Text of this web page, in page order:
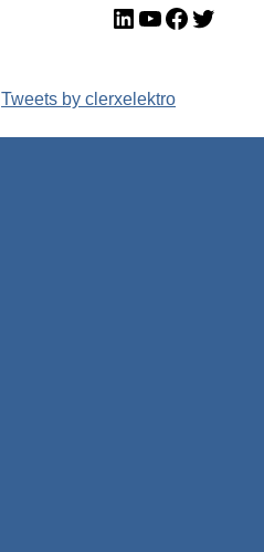
LinkedIn
YouTube
Facebook
Twitter
Tweets by clerxelektro